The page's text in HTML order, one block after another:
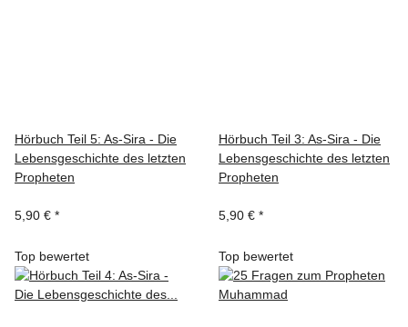
Hörbuch Teil 5: As-Sira - Die
Lebensgeschichte des letzten
Propheten
5,90 € *
Hörbuch Teil 3: As-Sira - Die
Lebensgeschichte des letzten
Propheten
5,90 € *
Top bewertet Top bewertet